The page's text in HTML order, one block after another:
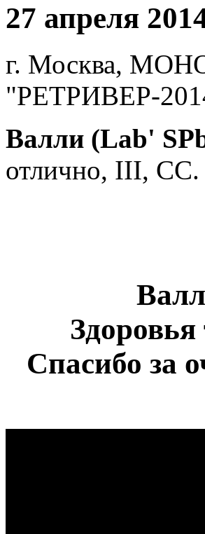
27 апреля
г. Москва,
"РЕТРИВЕР-
Валли (Lab'
отлично, III, СС.
Спасибо за